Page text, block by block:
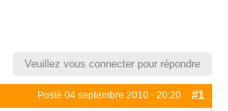
Veuillez vous connecter pour répondre
Posté 04 septembre 2010 - 20:20 #1